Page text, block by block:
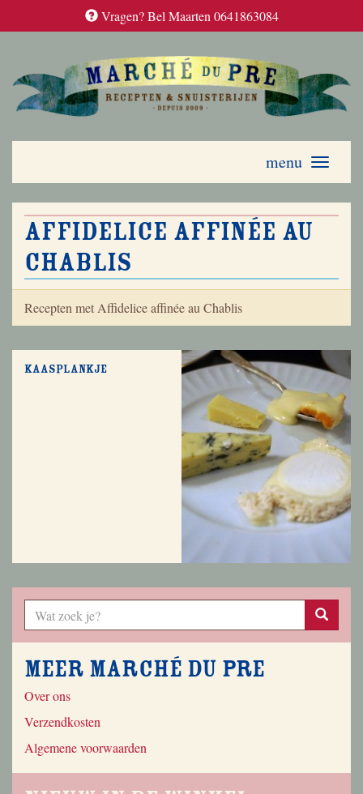
Vragen? Bel Maarten 0641863084
Toggle
menu
Affidelice affinée au
Chablis
Recepten met Affidelice affinée au Chablis
Kaasplankje
Meer Marché du Pre
Over ons
Verzendkosten
Algemene voorwaarden